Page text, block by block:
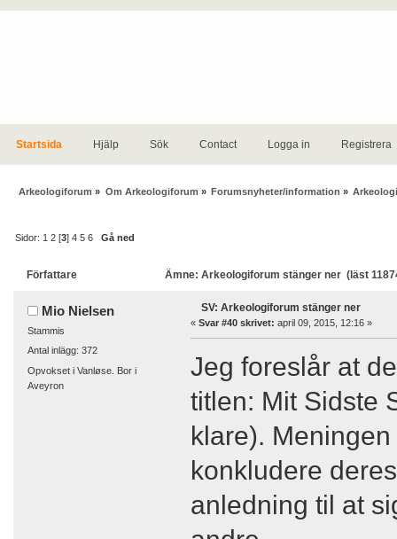
Startsida Hjälp Sök Contact Logga in Registrera
Arkeologiforum » Om Arkeologiforum » Forumsnyheter/information »
Sidor: 1 2 [3]4 5 6 Gå ned
Författare Ämne: Arkeologiforum stänger ner (läst
Mio Nielsen
Stammis
Antal inlägg: 372
Opvokset i Vanløse. Bor i
Aveyron
SV: Arkeologiforum stänger ner
« Svar #40 skrivet: april 09, 2015, 12:16 »
Jeg foreslår at
titlen: Mit Sidste
klare).
konkludere
anledning til at